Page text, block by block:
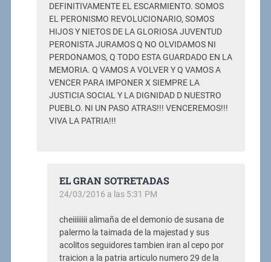
DEFINITIVAMENTE EL ESCARMIENTO. SOMOS
EL PERONISMO REVOLUCIONARIO, SOMOS
HIJOS Y NIETOS DE LA GLORIOSA JUVENTUD
PERONISTA JURAMOS Q NO OLVIDAMOS NI
PERDONAMOS, Q TODO ESTA GUARDADO EN LA
MEMORIA. Q VAMOS A VOLVER Y Q VAMOS A
VENCER PARA IMPONER X SIEMPRE LA
JUSTICIA SOCIAL Y LA DIGNIDAD D NUESTRO
PUEBLO. NI UN PASO ATRAS!!! VENCEREMOS!!!
VIVA LA PATRIA!!!
EL GRAN SOTRETADAS
24/03/2016 a las 5:31 PM
cheiiiiiiii alimaña de el demonio de susana de
palermo la taimada de la majestad y sus
acolitos seguidores tambien iran al cepo por
traicion a la patria articulo numero 29 de la